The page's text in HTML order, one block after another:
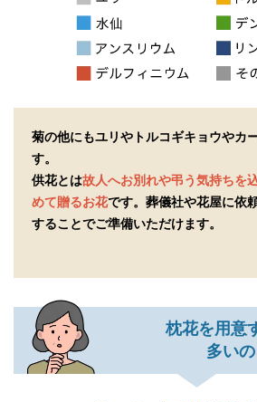
菊の他にもユリやトルコギキョウやカ
す。
供花とは故人へお別れや弔う気持ちを
めて贈るお花です。 葬儀社や花屋に依
することでご準備いただけます。
枕花を用意
多いの